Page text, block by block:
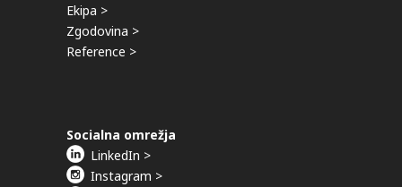
Ekipa >
Zgodovina >
Reference >
Socialna omrežja
LinkedIn >
Instagram >